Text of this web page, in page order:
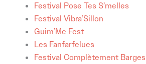
Festival Pose Tes S’melles
Festival Vibra’Sillon
Guim’Me Fest
Les Fanfarfelues
Festival Complètement Barges